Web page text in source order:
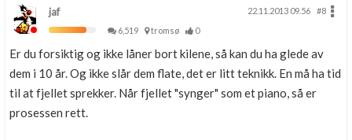
jaf 22.11.2013 09.56
#8
6,519
tromsø 0
Er du forsiktig og ikke låner bort kilene, så kan du ha glede av
dem i 10 år. Og ikke slår dem flate, det er litt teknikk. En må ha tid
til at fjellet sprekker. Når fjellet "synger" som et piano, så er
prosessen rett.